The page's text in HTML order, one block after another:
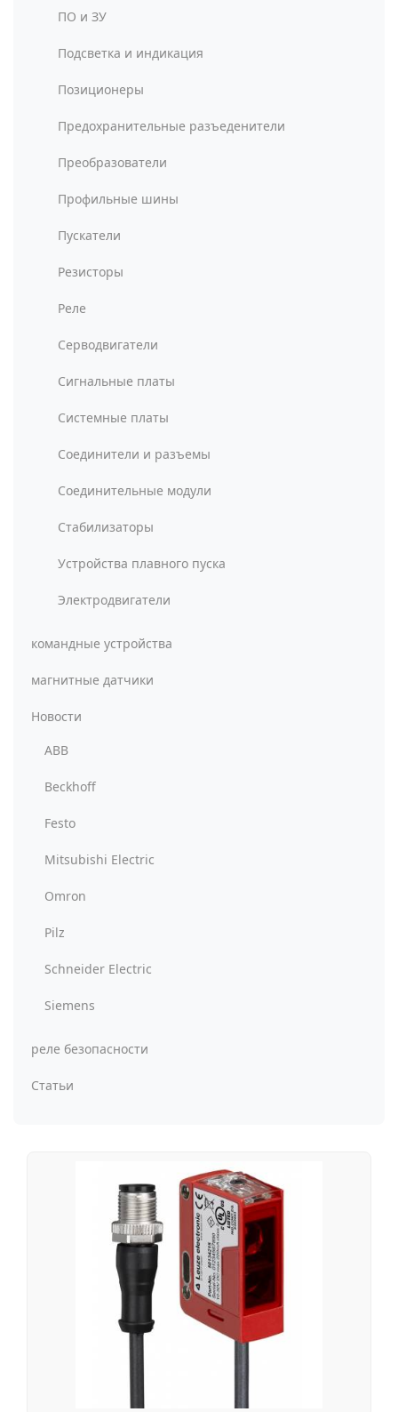
ПО и ЗУ
Подсветка и индикация
Позиционеры
Предохранительные разъеденители
Преобразователи
Профильные шины
Пускатели
Резисторы
Реле
Серводвигатели
Сигнальные платы
Системные платы
Соединители и разъемы
Соединительные модули
Стабилизаторы
Устройства плавного пуска
Электродвигатели
командные устройства
магнитные датчики
Новости
ABB
Beckhoff
Festo
Mitsubishi Electric
Omron
Pilz
Schneider Electric
Siemens
реле безопасности
Статьи